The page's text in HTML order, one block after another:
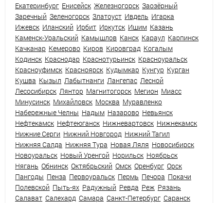
Екатеринбург Енисейск Железногорск Заозёрный
Заречный Зеленогорск Златоуст Ивдель Игарка
Ижевск Иланский Ирбит Иркутск Ишим Казань
Каменск-Уральский Камышлов Канск Караул Карпинск
Качканар Кемерово Киров Кировград Когалым
Кодинск Краснодар Краснотурьинск Красноуральск
Красноуфимск Красноярск Кудымкар Кунгур Курган
Кушва Кызыл Лабытнанги Лангепас Лесной
Лесосибирск Лянтор Магнитогорск Мегион Миасс
Минусинск Михайловск Москва Муравленко
Набережные Челны Надым Назарово Невьянск
Нефтекамск Нефтеюганск Нижневартовск Нижнекамск
Нижние Серги Нижний Новгород Нижний Тагил
Нижняя Салда Нижняя Тура Новая Ляля Новосибирск
Новоуральск Новый Уренгой Норильск Ноябрьск
Нягань Обнинск Октябрьский Омск Оренбург Орск
Пангоды Пенза Первоуральск Пермь Печора Покачи
Полевской Пыть-ях Радужный Ревда Реж Рязань
Салават Салехард Самара Санкт-Петербург Саранск